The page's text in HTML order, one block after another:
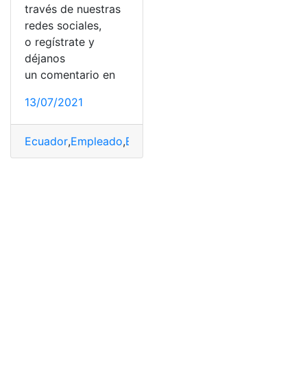
través de nuestras
redes sociales,
o regístrate y
déjanos
un comentario en
13/07/2021
Ecuador,Empleado,Empleo